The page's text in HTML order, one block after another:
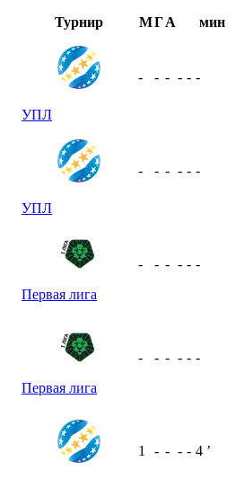
Турнир МГА мин
УПЛ
- - - - - -
УПЛ
- - - - - -
Первая лига
- - - - - -
Первая лига
- - - - - -
1 - - - - 4 ʼ